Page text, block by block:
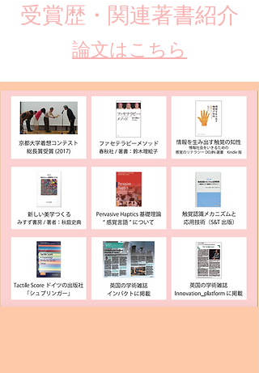
​受賞歴・関連著書紹介
​論文はこちら